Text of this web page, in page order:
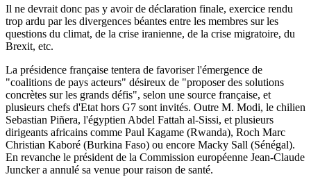
Il ne devrait donc pas y avoir de déclaration finale, exercice rendu
trop ardu par les divergences béantes entre les membres sur les
questions du climat, de la crise iranienne, de la crise migratoire, du
Brexit, etc.
La présidence française tentera de favoriser l'émergence de
"coalitions de pays acteurs" désireux de "proposer des solutions
concrètes sur les grands défis", selon une source française, et
plusieurs chefs d'Etat hors G7 sont invités. Outre M. Modi, le chilien
Sebastian Piñera, l'égyptien Abdel Fattah al-Sissi, et plusieurs
dirigeants africains comme Paul Kagame (Rwanda), Roch Marc
Christian Kaboré (Burkina Faso) ou encore Macky Sall (Sénégal).
En revanche le président de la Commission européenne Jean-Claude
Juncker a annulé sa venue pour raison de santé.